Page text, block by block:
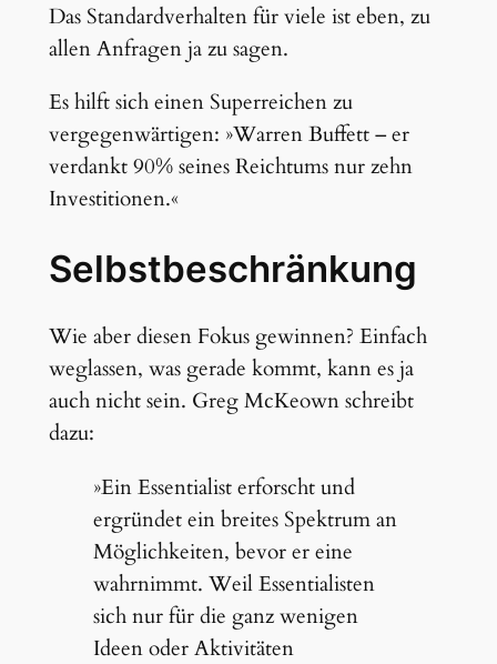
Das Standardverhalten für viele ist eben, zu
allen Anfragen ja zu sagen.
Es hilft sich einen Superreichen zu
vergegenwärtigen: »Warren Buffett – er
verdankt 90% seines Reichtums nur zehn
Investitionen.«
Selbstbeschränkung
Wie aber diesen Fokus gewinnen? Einfach
weglassen, was gerade kommt, kann es ja
auch nicht sein. Greg McKeown schreibt
dazu:
»Ein Essentialist erforscht und
ergründet ein breites Spektrum an
Möglichkeiten, bevor er eine
wahrnimmt. Weil Essentialisten
sich nur für die ganz wenigen
Ideen oder Aktivitäten